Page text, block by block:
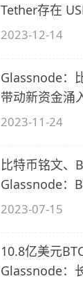
Tether存在
2023-12-14
Glassnode：
带动新资金涌
2023-11-24
比特币铭文、
Glassnode：
2023-07-15
10.8亿美元
Glassnode：